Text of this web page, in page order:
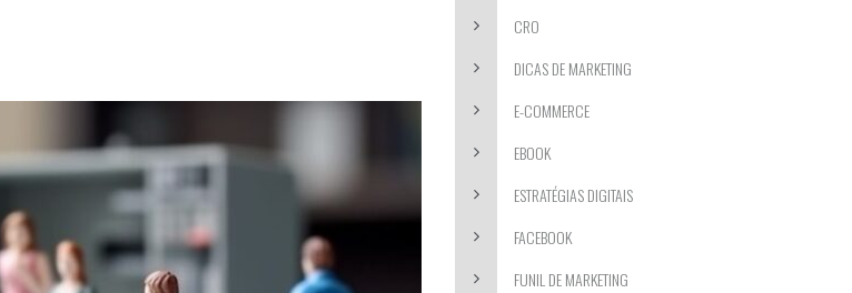
CRO
DICAS DE MARKETING
E-COMMERCE
EBOOK
ESTRATÉGIAS DIGITAIS
FACEBOOK
FUNIL DE MARKETING